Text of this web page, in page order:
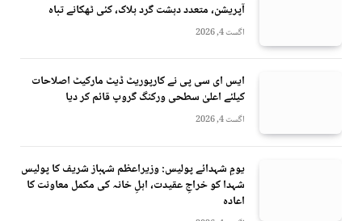
آپریشن، متعدد دہشت گرد ہلاک، کئی ٹھکانے تباہ
اگست 4, 2026
ایس ای سی پی نے کارپوریٹ ڈیٹ مارکیٹ اصلاحات
کیلئے اعلیٰ سطحی ورکنگ گروپ قائم کر دیا
اگست 4, 2026
یومِ شہدائے پولیس: وزیراعظم شہباز شریف کا پولیس
شہدا کو خراجِ عقیدت، اہلِ خانہ کی مکمل معاونت کا
اعادہ